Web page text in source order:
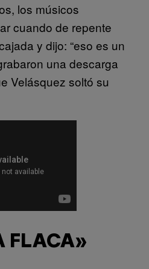
los músicos
cuando de repente
y dijo: “eso es un
una descarga
Velásquez soltó su
FLACA»